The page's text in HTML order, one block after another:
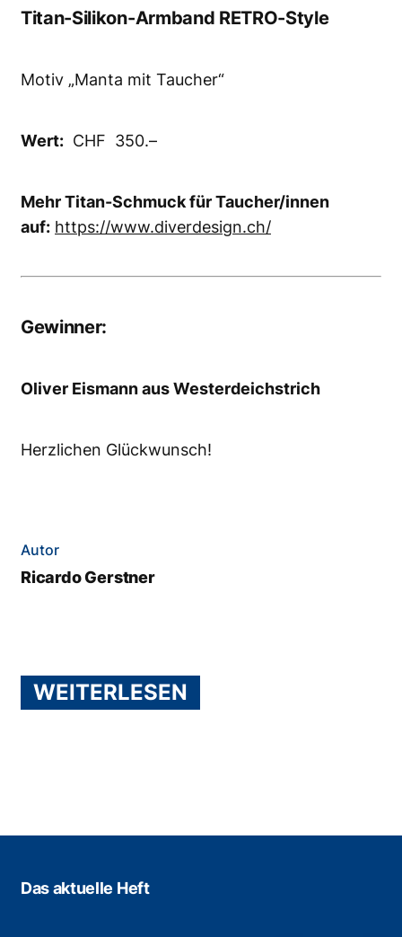
Titan-Silikon-Armband RETRO-Style
Motiv „Manta mit Taucher“
Wert: CHF 350.–
Mehr Titan-Schmuck für Taucher/innen
auf: https://www.diverdesign.ch/
Gewinner:
Oliver Eismann aus Westerdeichstrich
Herzlichen Glückwunsch!
Autor
Ricardo Gerstner
WEITERLESEN
Das aktuelle Heft